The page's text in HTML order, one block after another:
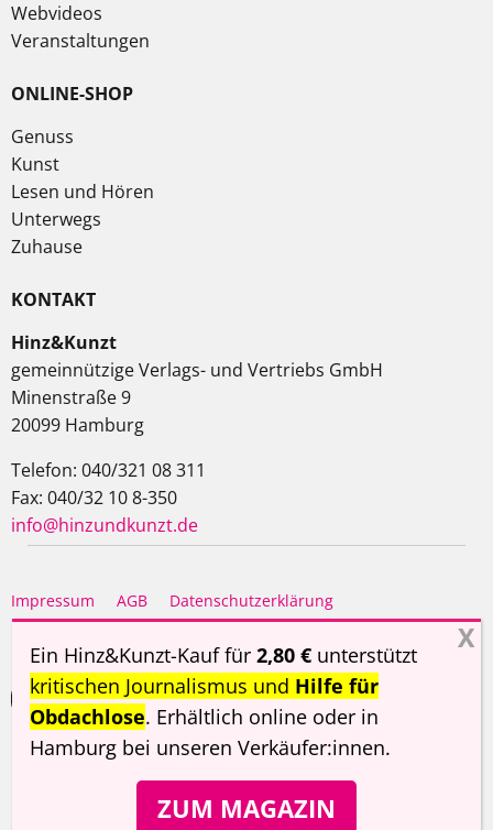
Webvideos
Veranstaltungen
ONLINE-SHOP
Genuss
Kunst
Lesen und Hören
Unterwegs
Zuhause
KONTAKT
Hinz&Kunzt
gemeinnützige Verlags- und Vertriebs GmbH
Minenstraße 9
20099 Hamburg
Telefon: 040/321 08 311
Fax: 040/32 10 8-350
info@hinzundkunzt.de
Impressum AGB
Datenschutzerklärung
Haftungsausschluss
Ein Hinz&Kunzt-Kauf für2,80 € unterstützt
kritischen Journalismus und Hilfe für
Obdachlose. Erhältlich online oder in
Hamburg bei unseren Verkäufer:innen.
ZUM MAGAZIN